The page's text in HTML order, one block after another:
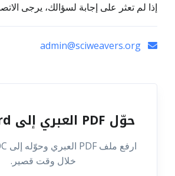
إذا لم تعثر على إجابة لسؤالك، يرجى
حوّل PDF العبري إلى Word الآن
خلال وقت قصير.